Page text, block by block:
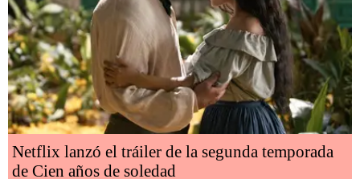
Netflix lanzó el tráiler de la segunda temporada
de Cien años de soledad